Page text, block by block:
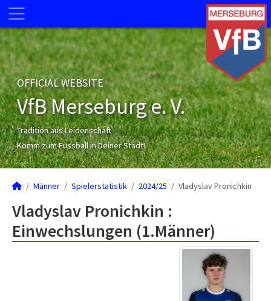
OFFICIAL WEBSITE
VfB Merseburg e. V.
Tradition aus Leidenschaft
Komm zum Fussball in Deiner Stadt!
Männer Spielerstatistik 2024/25 Vladyslav Pronichkin
Vladyslav Pronichkin :
Einwechslungen (1.Männer)